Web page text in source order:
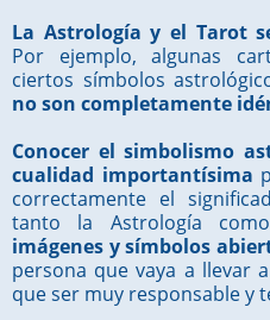
La Astrología y el Tarot
Por ejemplo, algunas
ciertos símbolos
no son completamente
Conocer el simbolismo
cualidad importantísima
correctamente el
tanto la Astrología
imágenes y símbolos
persona que vaya a llevar
que ser muy responsable y